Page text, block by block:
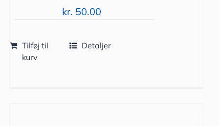
kr. 50.00
Tilføj til
kurv
Detaljer